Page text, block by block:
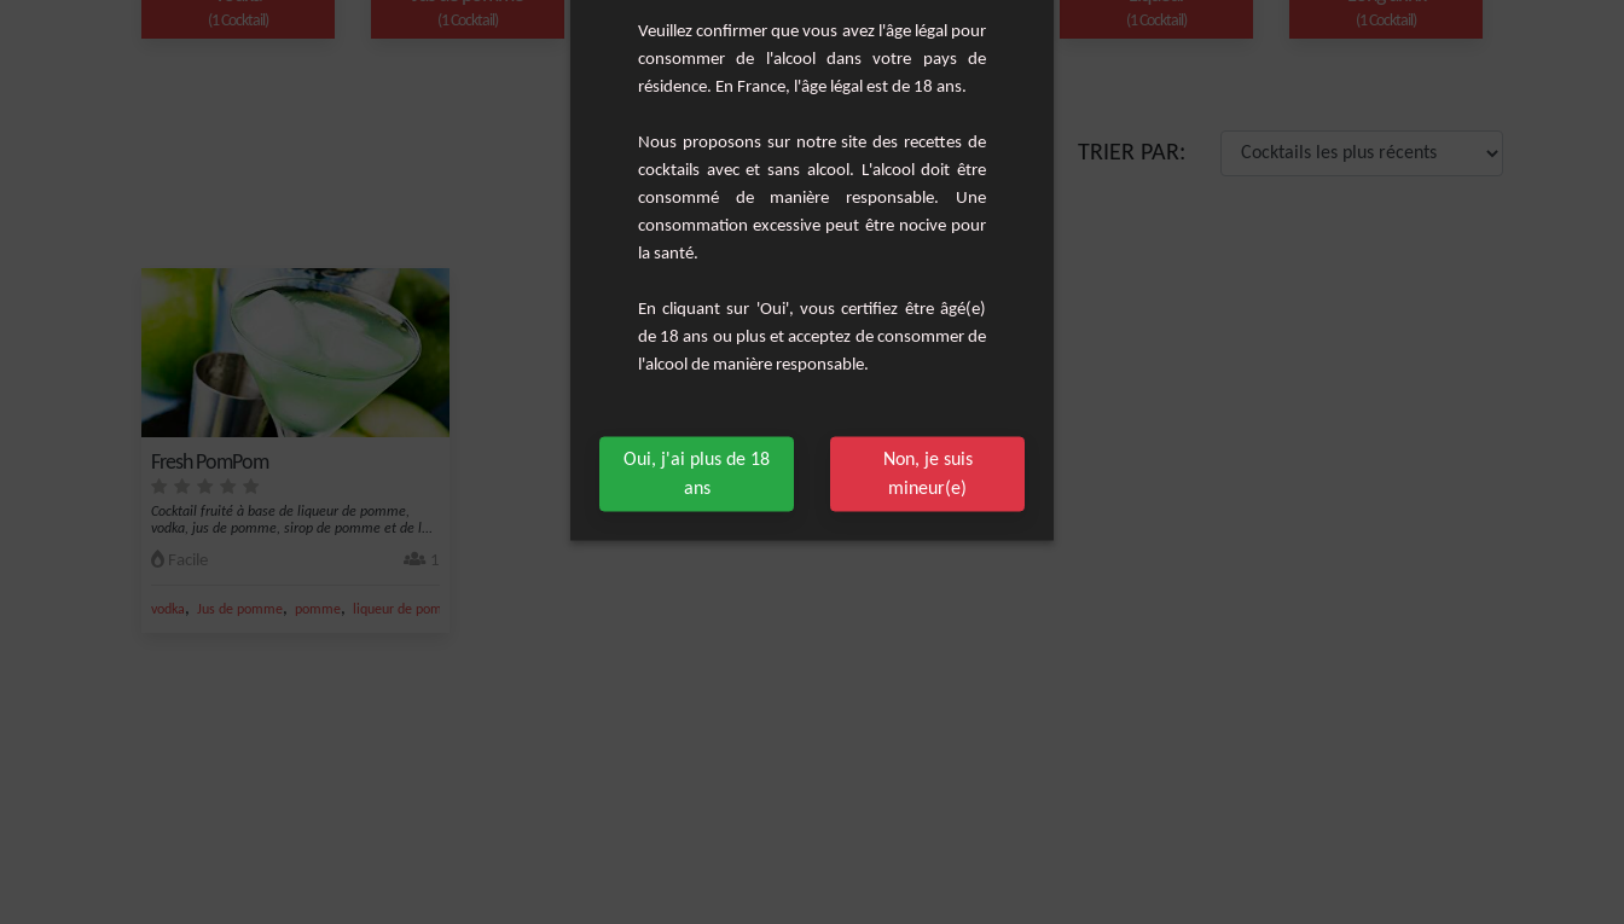
(1 Cocktail) (1 Cocktail) (1 Cocktail) (1 Cocktail) (1 Cocktail) (1 Cocktail)
TRIER PAR:
Fresh PomPom
Cocktail fruité à base de liqueur de pomme,
vodka, jus de pomme, sirop de pomme et de l...
Facile 1
vodka, Jus de pomme, pomme, liqueur de pomme
Veuillez confirmer que vous avez l'âge légal pour
consommer de l'alcool dans votre pays de
résidence. En France, l'âge légal est de 18 ans.
Nous proposons sur notre site des recettes de
cocktails avec et sans alcool. L'alcool doit être
consommé de manière responsable. Une
consommation excessive peut être nocive pour
la santé.
En cliquant sur 'Oui', vous certifiez être âgé(e)
de 18 ans ou plus et acceptez de consommer de
l'alcool de manière responsable.
Oui, j'ai plus de 18
ans
Non, je suis
mineur(e)